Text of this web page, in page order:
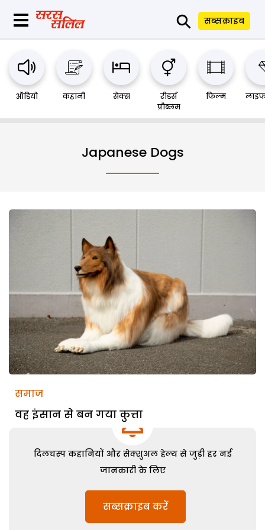
⚲ सब्सक्राइब
ऑडियो कहानी सेक्स
रीडर्स
प्रौब्लम
फिल्म
Japanese Dogs
समाज
वह इंसान से बन गया कुत्ता
दिलचस्प कहानियों और सेक्शुअल हेल्थ से जुड़ी हर नई
जानकारी के लिए
सब्सक्राइब करें